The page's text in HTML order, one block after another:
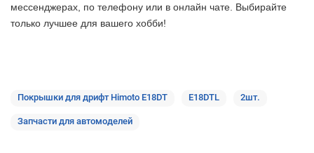
мессенджерах, по телефону или в онлайн чате. Выбирайте
только лучшее для вашего хобби!
Покрышки для дрифт Himoto E18DT E18DTL 2шт.
Запчасти для автомоделей